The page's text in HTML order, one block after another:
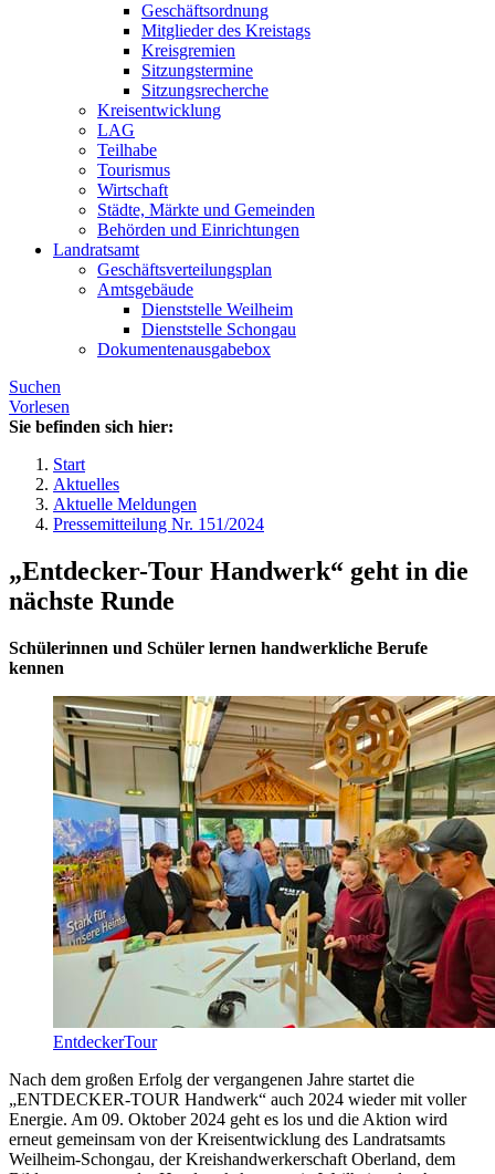
Geschäftsordnung
Mitglieder des Kreistags
Kreisgremien
Sitzungstermine
Sitzungsrecherche
Kreisentwicklung
LAG
Teilhabe
Tourismus
Wirtschaft
Städte, Märkte und Gemeinden
Behörden und Einrichtungen
Landratsamt
Geschäftsverteilungsplan
Amtsgebäude
Dienststelle Weilheim
Dienststelle Schongau
Dokumentenausgabebox
Suchen
Vorlesen
Sie befinden sich hier:
Start
Aktuelles
Aktuelle Meldungen
Pressemitteilung Nr. 151/2024
„Entdecker-Tour Handwerk“ geht in die
nächste Runde
Schülerinnen und Schüler lernen handwerkliche Berufe
kennen
EntdeckerTour
Nach dem großen Erfolg der vergangenen Jahre startet die
„ENTDECKER-TOUR Handwerk“ auch 2024 wieder mit voller
Energie. Am 09. Oktober 2024 geht es los und die Aktion wird
erneut gemeinsam von der Kreisentwicklung des Landratsamts
Weilheim-Schongau, der Kreishandwerkerschaft Oberland, dem